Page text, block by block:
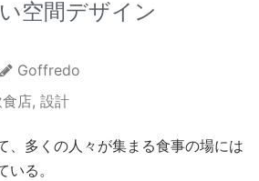
空間デザイン
Goffredo
店, 設計
、多くの人々が集まる食事の場には
る。